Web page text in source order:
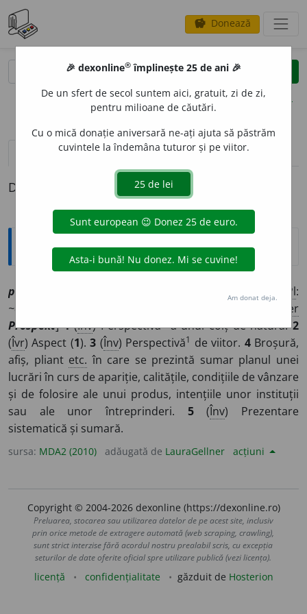
savings Donează
clear
opțiuni
definiții (1) pronunțievolume_up (3)
Definiția cu ID-ul 1207596:
Explicative DEX
prosp Pl:
~e,
ger
Prospekt]1(Înv) Perspectivă a unui colț de natură.2
(Îvr) Aspect (1).3 (Înv) Perspectivă1 de viitor. 4Broșură,
afiș, pliant etc. în care se prezintă sumar planul unei
lucrări în curs de apariție, calitățile, condițiile de vânzare
și de folosire ale unui produs, intențiile unor instituții
sau ale unor întreprinderi. 5(Înv) Prezentare
sistematică și sumară.
sursa: MDA2 (2010) adăugată de LauraGellner acțiuni
Copyright © 2004-2026 dexonline (https://dexonline.ro)
Preluarea, stocarea sau utilizarea datelor de pe acest site, inclusiv
prin orice metode de extragere automată (web scraping, crawling),
sunt strict interzise fără acordul nostru prealabil scris, cu excepția
seturilor de date oferite oficial spre utilizare publică (vezi licența).
licență confidențialitate găzduit de Hosterion
🎉 dexonline® împlinește 25 de ani 🎉
De un sfert de secol suntem aici, gratuit, zi de zi,
pentru milioane de căutări.
Cu o mică donație aniversară ne-ați ajuta să păstrăm
cuvintele la îndemâna tuturor și pe viitor.
Am donat deja.